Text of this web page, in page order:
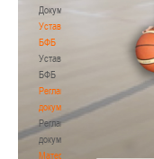
Документы
Устав
БФБ
Устав
БФБ
Регламентирующие
документы
Регламентирующие
документы
Материалы